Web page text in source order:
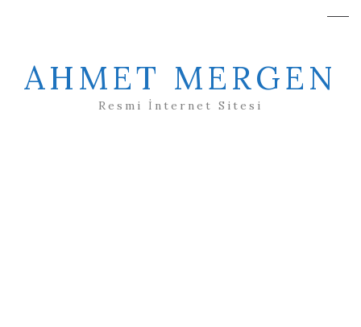
AHMET MERGEN
Resmi İnternet Sitesi